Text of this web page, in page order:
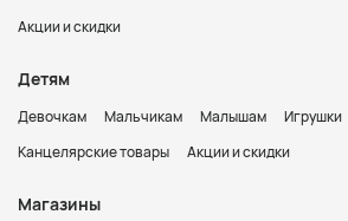
Акции и скидки
Детям
Девочкам Мальчикам Малышам Игрушки
Канцелярские товары
Акции и скидки
Магазины